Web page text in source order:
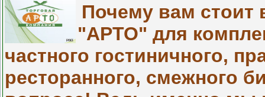
Почему вам
"АРТО" для
частного гостиничного,
ресторанного, смежного